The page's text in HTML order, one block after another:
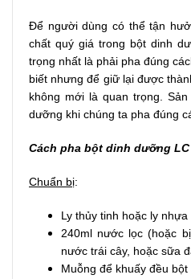
Để người dùng có thể tận
chất quý giá trong bột dinh
trọng nhất là phải pha đúng
biết nhưng để giữ lại được
không mới là quan trọng.
dưỡng khi chúng ta pha đúng
Cách pha bột dinh dưỡng
Chuẩn bị:
Ly thủy tinh hoặc ly nhựa
240ml nước lọc (hoặc
nước trái cây, hoặc sữa
Muỗng để khuấy đều bột